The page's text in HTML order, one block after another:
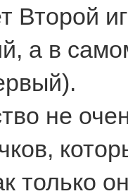
Второй
а в
не
только